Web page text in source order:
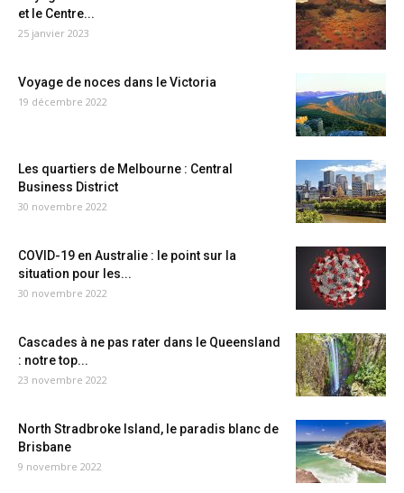
et le Centre...
25 janvier 2023
Voyage de noces dans le Victoria
19 décembre 2022
Les quartiers de Melbourne : Central
Business District
30 novembre 2022
COVID-19 en Australie : le point sur la
situation pour les...
30 novembre 2022
Cascades à ne pas rater dans le Queensland
: notre top...
23 novembre 2022
North Stradbroke Island, le paradis blanc de
Brisbane
9 novembre 2022